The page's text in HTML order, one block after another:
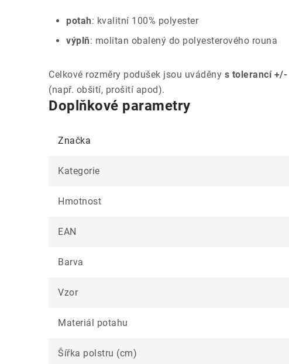
potah: kvalitní 100% polyester
výplň: molitan obalený do polyesterového rouna
Celkové rozměry podušek jsou uváděny s tolerancí +/-
(např. obšití, prošití apod).
Doplňkové parametry
Značka
Kategorie
Hmotnost
EAN
Barva
Vzor
Materiál potahu
Šířka polstru (cm)